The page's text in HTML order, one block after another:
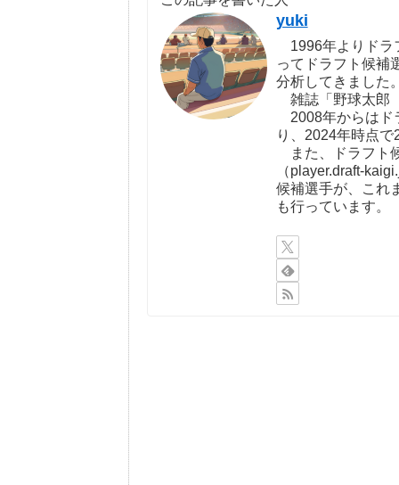
yuki
1996年よりドラ
ってドラフト候補
分析してきました
雑誌「野球太郎
2008年からはド
り、2024年時点
また、ドラフト
（player.draft-
候補選手が、これ
も行っています。